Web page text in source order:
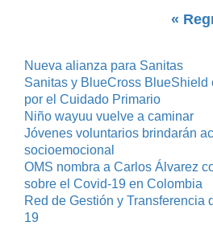
«
Nueva alianza para Sanitas
Sanitas y BlueCross BlueShield
por el Cuidado Primario
Niño wayuu vuelve a caminar
Jóvenes voluntarios brindarán
socioemocional
OMS nombra a Carlos Álvarez
sobre el Covid-19 en Colombia
Red de Gestión y Transferencia
19